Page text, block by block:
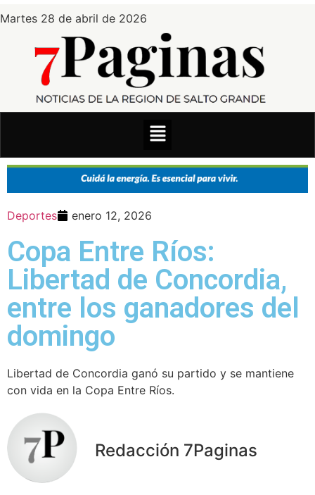
Martes 28 de abril de 2026
Deportes enero 12, 2026
Copa Entre Ríos:
Libertad de Concordia,
entre los ganadores del
domingo
Libertad de Concordia ganó su partido y se mantiene
con vida en la Copa Entre Ríos.
Redacción 7Paginas